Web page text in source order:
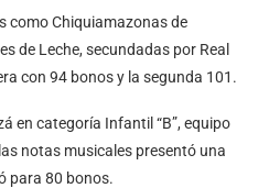
como Chiquiamazonas de
de Leche, secundadas por Real
con 94 bonos y la segunda 101.
en categoría Infantil “B”, equipo
notas musicales presentó una
para 80 bonos.